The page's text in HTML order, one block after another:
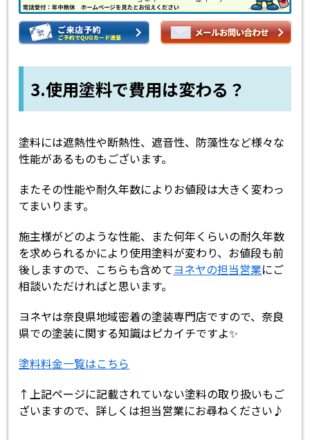
3.使用塗料で費用は変わる？
塗料には遮熱性や断熱性、遮音性、防藻性など様々な
性能があるものもございます。
またその性能や耐久年数によりお値段は大きく変わっ
てまいります。
施主様がどのような性能、また何年くらいの耐久年数
を求められるかにより使用塗料が変わり、お値段も前
後しますので、こちらも含めてヨネヤの担当営業にご
相談いただければと思います。
ヨネヤは奈良県地域密着の塗装専門店ですので、奈良
県での塗装に関する知識はピカイチですよ✨
塗料料金一覧はこちら
↑上記ページに記載されていない塗料の取り扱いもご
ざいますので、詳しくは担当営業にお尋ねください♪